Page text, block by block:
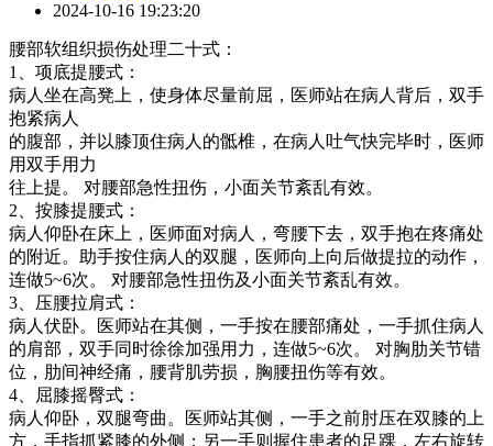
2024-10-16 19:23:20
腰部软组织损伤处理二十式：
1、项底提腰式：
病人坐在高凳上，使身体尽量前屈，医师站在病人背后，双手
抱紧病人
的腹部，并以膝顶住病人的骶椎，在病人吐气快完毕时，医师
用双手用力
往上提。 对腰部急性扭伤，小面关节紊乱有效。
2、按膝提腰式：
病人仰卧在床上，医师面对病人，弯腰下去，双手抱在疼痛处
的附近。助手按住病人的双腿，医师向上向后做提拉的动作，
连做5~6次。 对腰部急性扭伤及小面关节紊乱有效。
3、压腰拉肩式：
病人伏卧。医师站在其侧，一手按在腰部痛处，一手抓住病人
的肩部，双手同时徐徐加强用力，连做5~6次。 对胸肋关节错
位，肋间神经痛，腰背肌劳损，胸腰扭伤等有效。
4、屈膝摇臀式：
病人仰卧，双腿弯曲。医师站其侧，一手之前肘压在双膝的上
方，手指抓紧膝的外侧；另一手则握住患者的足踝，左右旋转